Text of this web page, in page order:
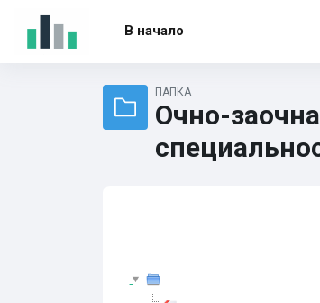
В начало
ПАПКА
Очно-